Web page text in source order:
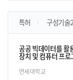
특허 구성기술2
공공 빅데이터를 활
장치 및 컴퓨터 프로
연세대학교